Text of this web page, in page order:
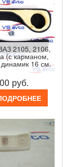
2105, 2106,
(с карманом,
динамик 16 см.
руб.